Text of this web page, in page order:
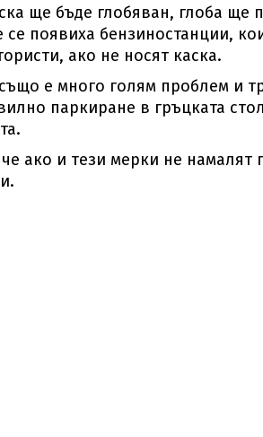
ще бъде глобяван, глоба ще
се появиха бензиностанции,
ако не носят каска.
е много голям проблем и
паркиране в гръцката
ако и тези мерки не